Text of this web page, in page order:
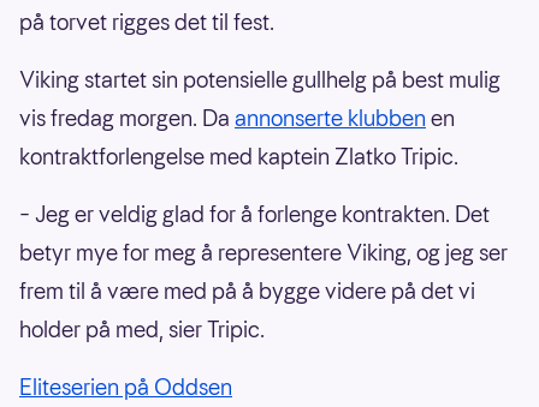
på torvet rigges det til fest.
Viking startet sin potensielle gullhelg på best mulig
vis fredag morgen. Da annonserte klubben en
kontraktforlengelse med kaptein Zlatko Tripic.
– Jeg er veldig glad for å forlenge kontrakten. Det
betyr mye for meg å representere Viking, og jeg ser
frem til å være med på å bygge videre på det vi
holder på med, sier Tripic.
Eliteserien på Oddsen